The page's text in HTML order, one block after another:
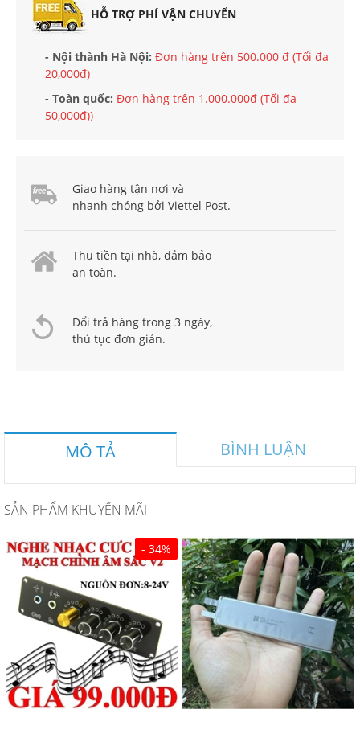
HỖ TRỢ PHÍ VẬN CHUYỂN
- Nội thành Hà Nội: Đơn hàng trên 500.000 đ (Tối đa
20,000đ)
- Toàn quốc: Đơn hàng trên 1.000.000đ (Tối đa
50,000đ))
Giao hàng tận nơi và
nhanh chóng bởi Viettel Post.
Thu tiền tại nhà, đảm bảo
an toàn.
Đổi trả hàng trong 3 ngày,
thủ tục đơn giản.
MÔ TẢ BÌNH LUẬN
SẢN PHẨM KHUYẾN MÃI
- 34%